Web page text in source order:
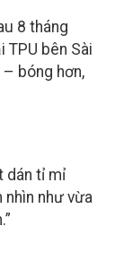
8 tháng
TPU bên Sài
bóng hơn,
dán tỉ mỉ
như vừa